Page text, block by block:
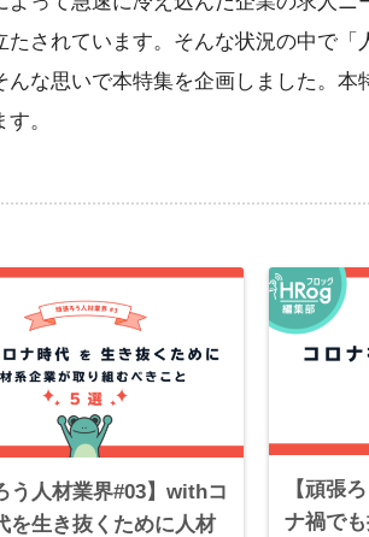
されています。そんな状況の中で「
な思いで本特集を企画しました。本
。
う人材業界#03】withコ
を生き抜くために人材
【頑張
ナ禍で